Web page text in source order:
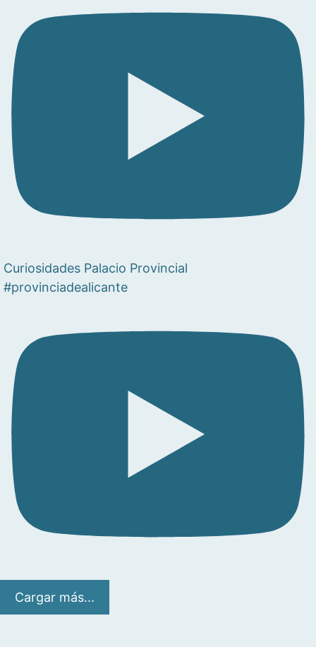
Curiosidades Palacio Provincial
#provinciadealicante
Cargar más...